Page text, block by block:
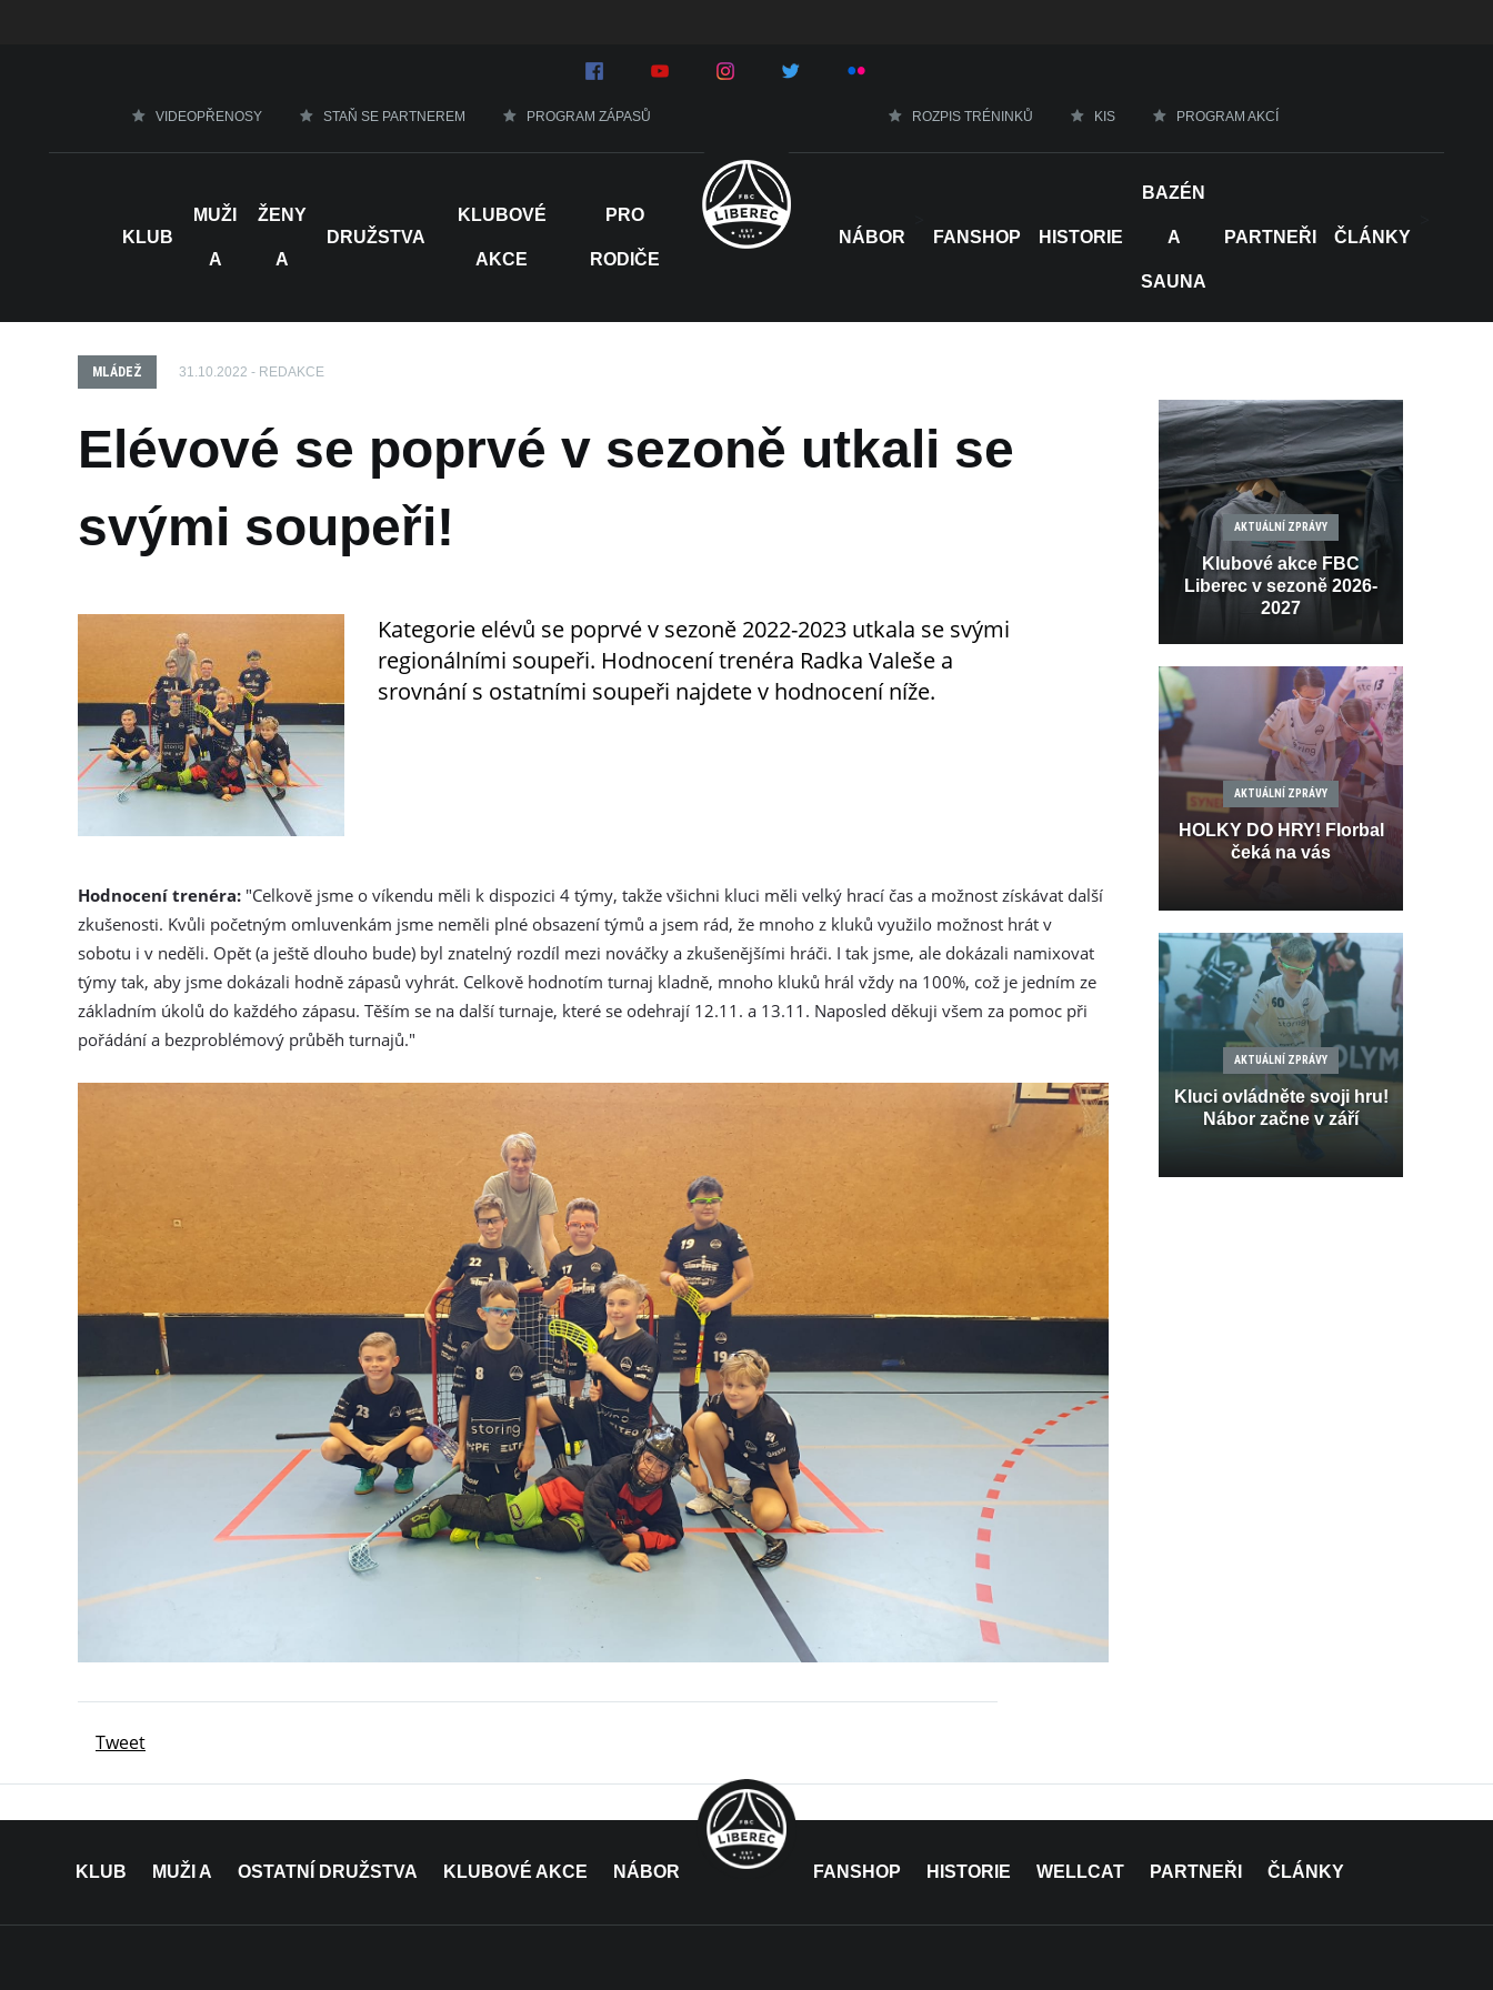
VIDEOPŘENOSY STAŇ SE PARTNEREM PROGRAM ZÁPASŮ ROZPIS TRÉNINKŮ KIS PROGRAM AKCÍ
KLUB
MUŽI
A
ŽENY
A
DRUŽSTVA
KLUBOVÉ
AKCE
PRO
RODIČE
NÁBOR FANSHOP HISTORIE
BAZÉN
A
SAUNA
PARTNEŘI ČLÁNKY
MLÁDEŽ 31.10.2022 - REDAKCE
Elévové se poprvé v sezoně utkali se
svými soupeři!
Kategorie elévů se poprvé v sezoně 2022-2023 utkala se svými
regionálními soupeři. Hodnocení trenéra Radka Valeše a
srovnání s ostatními soupeři najdete v hodnocení níže.
Hodnocení trenéra: "Celkově jsme o víkendu měli k dispozici 4 týmy, takže všichni kluci měli velký hrací čas a možnost získávat další
zkušenosti. Kvůli početným omluvenkám jsme neměli plné obsazení týmů a jsem rád, že mnoho z kluků využilo možnost hrát v
sobotu i v neděli. Opět (a ještě dlouho bude) byl znatelný rozdíl mezi nováčky a zkušenějšími hráči. I tak jsme, ale dokázali namixovat
týmy tak, aby jsme dokázali hodně zápasů vyhrát. Celkově hodnotím turnaj kladně, mnoho kluků hrál vždy na 100%, což je jedním ze
základním úkolů do každého zápasu. Těším se na další turnaje, které se odehrají 12.11. a 13.11. Naposled děkuji všem za pomoc při
pořádání a bezproblémový průběh turnajů."
Tweet
AKTUÁLNÍ ZPRÁVY
Klubové akce FBC
Liberec v sezoně 2026-
2027
AKTUÁLNÍ ZPRÁVY
HOLKY DO HRY! Florbal
čeká na vás
AKTUÁLNÍ ZPRÁVY
Kluci ovládněte svoji hru!
Nábor začne v září
KLUB MUŽI A OSTATNÍ DRUŽSTVA KLUBOVÉ AKCE NÁBOR FANSHOP HISTORIE WELLCAT PARTNEŘI ČLÁNKY